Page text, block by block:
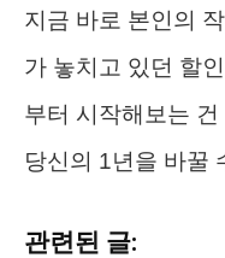
지금 바로 본인의
가 놓치고 있던 할
부터 시작해보는
당신의 1년을 바꿀
관련된 글: